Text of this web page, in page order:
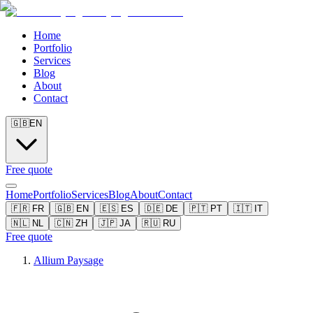
Home
Portfolio
Services
Blog
About
Contact
🇬🇧EN
Free quote
HomePortfolioServicesBlogAboutContact
🇫🇷 FR 🇬🇧 EN 🇪🇸 ES 🇩🇪 DE 🇵🇹 PT 🇮🇹 IT
🇳🇱 NL 🇨🇳 ZH 🇯🇵 JA 🇷🇺 RU
Free quote
Allium Paysage